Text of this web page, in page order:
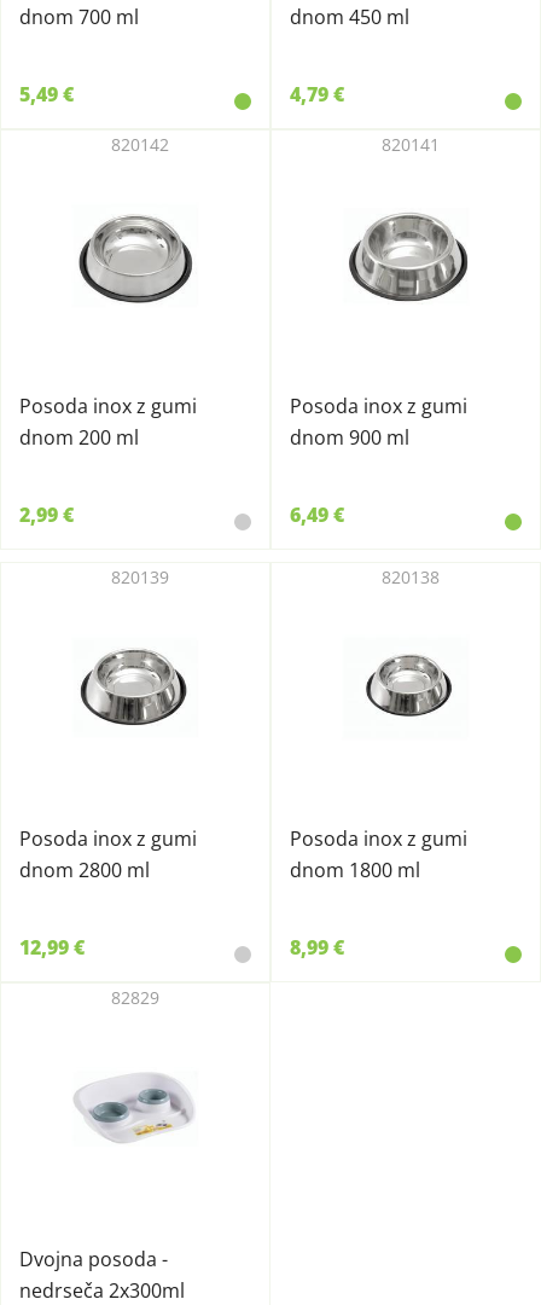
dnom 700 ml
5,49 €
dnom 450 ml
4,79 €
Posoda inox z gumi
dnom 200 ml
820142
2,99 €
Posoda inox z gumi
dnom 900 ml
820141
6,49 €
Posoda inox z gumi
dnom 2800 ml
820139
12,99 €
Posoda inox z gumi
dnom 1800 ml
820138
8,99 €
Dvojna posoda -
nedrseča 2x300ml
82829